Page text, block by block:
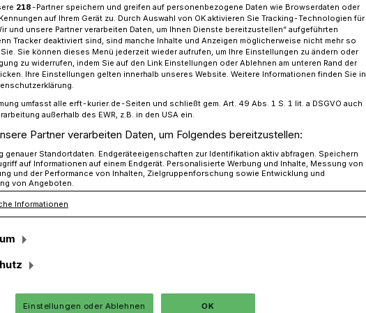
des Kreises gehen mit gutem Beispiel voran
Kreises gehen
voran
des Rhein-Kreises sind von den
1.133 Personen mindestens
geimpft beziehungsweise von einer
Quote der Geimpften oder
Prozent.
218-Partner speichern und greifen auf personenbezogene Daten wie Browserdaten oder
auf Ihrem Gerät zu. Durch Auswahl von OK aktivieren Sie Tracking-Technologien für
und unsere Partner verarbeiten Daten, um Ihnen Dienste bereitzustellen“ aufgeführten
Tracker deaktiviert sind, sind manche Inhalte und Anzeigen möglicherweise nicht mehr so
Sie können dieses Menü jederzeit wieder aufrufen, um Ihre Einstellungen zu ändern oder
zu widerrufen, indem Sie auf den Link Einstellungen oder Ablehnen am unteren Rand der
Ihre Einstellungen gelten innerhalb unseres Website. Weitere Informationen finden Sie in
umfasst alle erft-kurier.de-Seiten und schließt gem. Art. 49 Abs. 1 S. 1 lit. a DSGVO auch
außerhalb des EWR, z.B. in den USA ein.
Partner verarbeiten Daten, um Folgendes bereitzustellen:
genauer Standortdaten. Endgeräteeigenschaften zur Identifikation aktiv abfragen. Speichern
auf Informationen auf einem Endgerät. Personalisierte Werbung und Inhalte, Messung von
und der Performance von Inhalten, Zielgruppenforschung sowie Entwicklung und
von Angeboten.
Informationen
Einstellungen oder Ablehnen OK